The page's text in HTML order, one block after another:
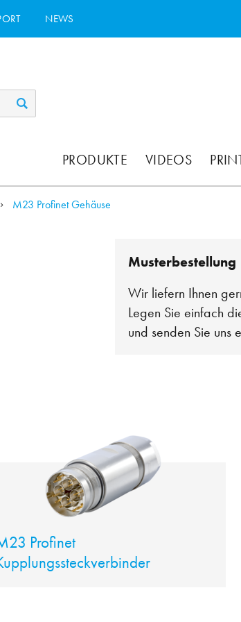
NEWS
PRODUKTE VIDEOS
M23 Profinet Gehäuse
Musterbestellung
Wir liefern Ihnen
Legen Sie einfach
und senden Sie uns
Profinet